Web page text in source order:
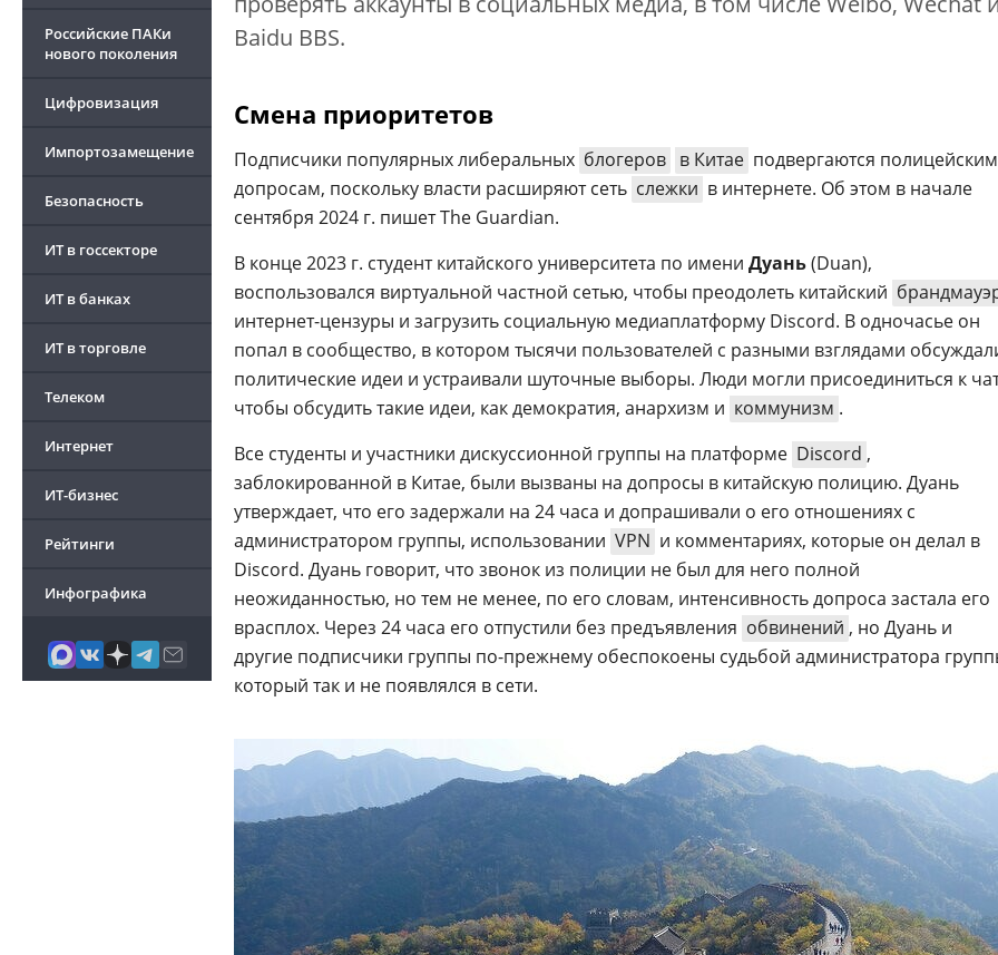
Российские ПАКи
нового поколения
Цифровизация
Импортозамещение
Безопасность
ИТ в госсекторе
ИТ в банках
ИТ в торговле
Телеком
Интернет
ИТ-бизнес
Рейтинги
Инфографика
Baidu BBS.
Смена приоритетов
Подписчики популярных либеральных блогеров в Китае подвергаются полицейским
допросам, поскольку власти расширяют сеть слежки в интернете. Об этом в начале
сентября 2024 г. пишет The Guardian.
В конце 2023 г. студент китайского университета по имени Дуань(Duan),
воспользовался виртуальной частной сетью, чтобы преодолеть китайский
интернет-цензуры и загрузить социальную медиаплатформу Discord. В одночасье он
попал в сообщество, в котором тысячи пользователей с разными взглядами
политические идеи и устраивали шуточные выборы. Люди могли присоединиться к
чтобы обсудить такие идеи, как демократия, анархизм и коммунизм .
Все студенты и участники дискуссионной группы на платформе Discord ,
заблокированной в Китае, были вызваны на допросы в китайскую полицию. Дуань
утверждает, что его задержали на 24 часа и допрашивали о его отношениях с
администратором группы, использовании VPN и комментариях, которые он делал в
Discord. Дуань говорит, что звонок из полиции не был для него полной
неожиданностью, но тем не менее, по его словам, интенсивность допроса застала его
врасплох. Через 24 часа его отпустили без предъявления обвинений , но Дуань и
другие подписчики группы по-прежнему обеспокоены судьбой администратора
который так и не появлялся в сети.